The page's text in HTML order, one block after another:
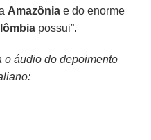
Amazônia e do enorme
possui”.
o áudio do depoimento